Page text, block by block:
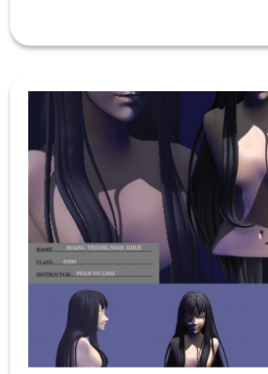
thích chính là một trong những thử
sinh viên Ngành Nghệ Thuật Số tại
Nghệ...